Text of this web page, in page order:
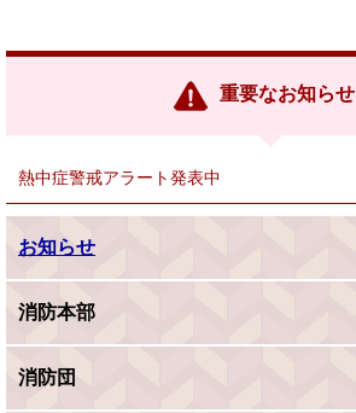
重要なお知らせ
熱中症警戒アラート発表中
お知らせ
消防本部
消防団